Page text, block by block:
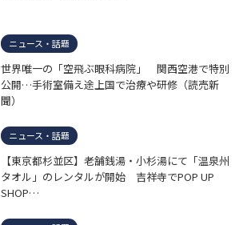
ニュース・話題
世界唯一の「空飛ぶ眼科病院」 関西空港で特別
公開…手術室備え途上国で治療や研修（読売新
聞）
ニュース・話題
【東京都杉並区】老舗銭湯・小杉湯にて「温泉州
タオル」のレンタルが開始 吉祥寺でPOP UP
SHOP…